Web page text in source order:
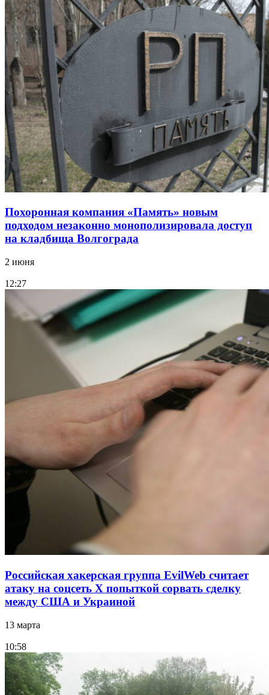
Похоронная компания «Память» новым
подходом незаконно монополизировала доступ
на кладбища Волгограда
2 июня
12:27
Российская хакерская группа EvilWeb считает
атаку на соцсеть Х попыткой сорвать сделку
между США и Украиной
13 марта
10:58